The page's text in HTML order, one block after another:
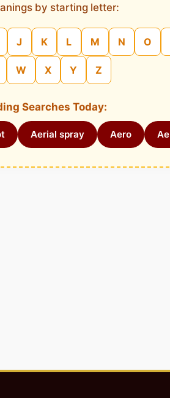
by starting letter:
J K L M N O
W X Y Z
Searches Today:
Aerial spray Aero